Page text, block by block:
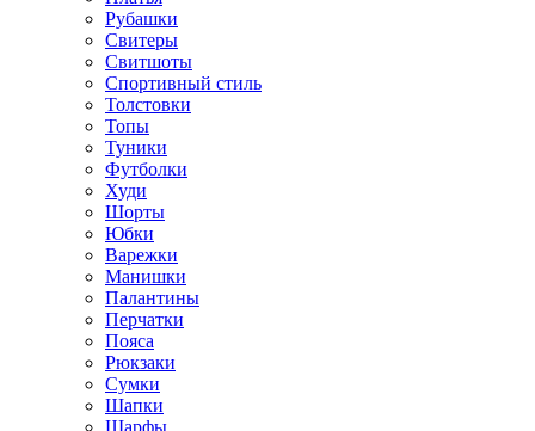
Рубашки
Свитеры
Свитшоты
Спортивный стиль
Толстовки
Топы
Туники
Футболки
Худи
Шорты
Юбки
Варежки
Манишки
Палантины
Перчатки
Пояса
Рюкзаки
Сумки
Шапки
Шарфы